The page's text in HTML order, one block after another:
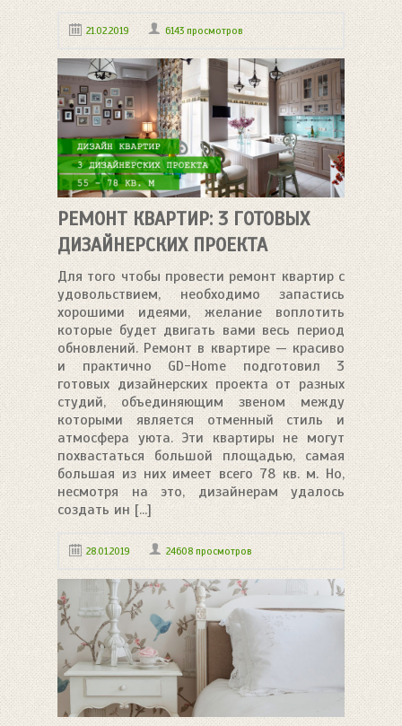
21.02.2019 6143 просмотров
РЕМОНТ КВАРТИР: 3 ГОТОВЫХ
ДИЗАЙНЕРСКИХ ПРОЕКТА
Для того чтобы провести ремонт квартир с
удовольствием, необходимо запастись
хорошими идеями, желание воплотить
которые будет двигать вами весь период
обновлений. Ремонт в квартире — красиво
и практично GD-Home подготовил 3
готовых дизайнерских проекта от разных
студий, объединяющим звеном между
которыми является отменный стиль и
атмосфера уюта. Эти квартиры не могут
похвастаться большой площадью, самая
большая из них имеет всего 78 кв. м. Но,
несмотря на это, дизайнерам удалось
создать ин [...]
28.01.2019 24608 просмотров